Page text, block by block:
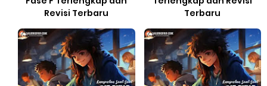
Revisi Terbaru
Terbaru